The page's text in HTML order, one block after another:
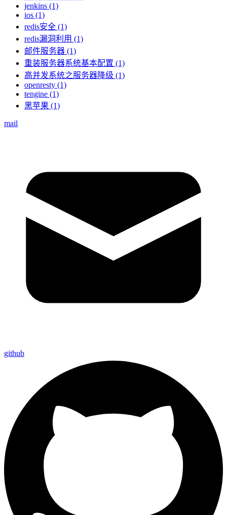
jenkins (1)
ios (1)
redis安全 (1)
redis漏洞利用 (1)
邮件服务器 (1)
重装服务器系统基本配置 (1)
高并发系统之服务器降级 (1)
openresty (1)
tengine (1)
黑苹果 (1)
mail
github